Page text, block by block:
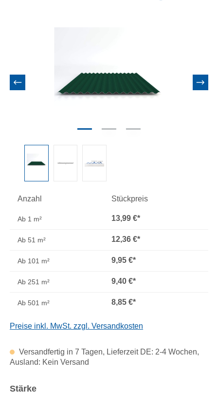
Anzahl Stückpreis
Ab 1 m² 13,99 €*
Ab 51 m² 12,36 €*
Ab 101 m² 9,95 €*
Ab 251 m² 9,40 €*
Ab 501 m² 8,85 €*
Preise inkl. MwSt. zzgl. Versandkosten
Versandfertig in 7 Tagen, Lieferzeit DE: 2-4 Wochen,
Ausland: Kein Versand
Stärkeauswählen